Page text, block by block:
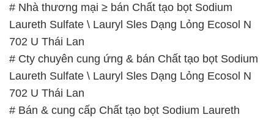
# Nhà thương mại ≥ bán Chất tạo bọt Sodium
Laureth Sulfate \ Lauryl Sles Dạng Lỏng Ecosol N
702 U Thái Lan
# Cty chuyên cung ứng & bán Chất tạo bọt Sodium
Laureth Sulfate \ Lauryl Sles Dạng Lỏng Ecosol N
702 U Thái Lan
# Bán & cung cấp Chất tạo bọt Sodium Laureth